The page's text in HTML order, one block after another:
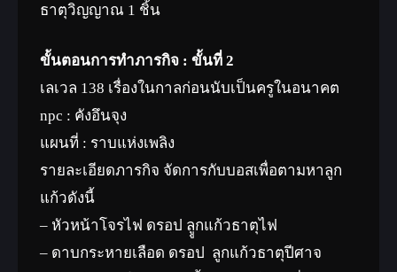
ธาตุวิญญาณ 1 ชิ้น
ขั้นตอนการทำภารกิจ : ขั้นที่ 2
เลเวล 138 เรื่องในกาลก่อนนับเป็นครูในอนาคต
npc : คังอึนจุง
แผนที่ : ราบแห่งเพลิง
รายละเอียดภารกิจ จัดการกับบอสเพื่อตามหาลูก
แก้วดังนี้
– หัวหน้าโจรไฟ ดรอป ลููกแก้วธาตุไฟ
– ดาบกระหายเลือด ดรอป ลูกแก้วธาตุปีศาจ